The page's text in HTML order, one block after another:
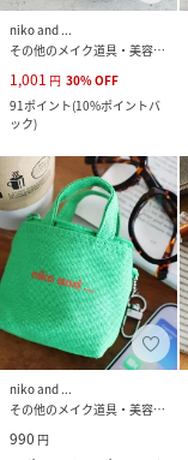
niko and ...
その他のメイク道具・美容器具
1,001 円 30%OFF
91ポイント(10%ポイントバ
ック)
niko and ...
その他のメイク道具・美容器具
990 円